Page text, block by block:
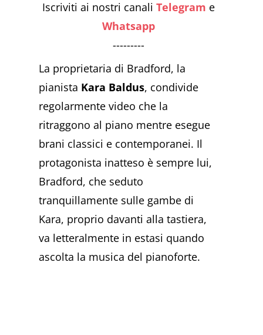
Iscriviti ai nostri canaliTelegram e
Whatsapp
---------
La proprietaria di Bradford, la
pianista Kara Baldus, condivide
regolarmente video che la
ritraggono al piano mentre esegue
brani classici e contemporanei. Il
protagonista inatteso è sempre lui,
Bradford, che seduto
tranquillamente sulle gambe di
Kara, proprio davanti alla tastiera,
va letteralmente in estasi quando
ascolta la musica del pianoforte.